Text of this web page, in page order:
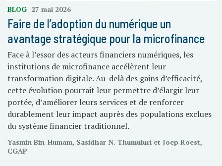
BLOG 27 mai 2026
Faire de l’adoption du numérique un
avantage stratégique pour la microfinance
Face à l’essor des acteurs financiers numériques, les
institutions de microfinance accélèrent leur
transformation digitale. Au-delà des gains d’efficacité,
cette évolution pourrait leur permettre d’élargir leur
portée, d’améliorer leurs services et de renforcer
durablement leur impact auprès des populations exclues
du système financier traditionnel.
Yasmin Bin-Humam, Sasidhar N. Thumuluri et Joep Roest,
CGAP